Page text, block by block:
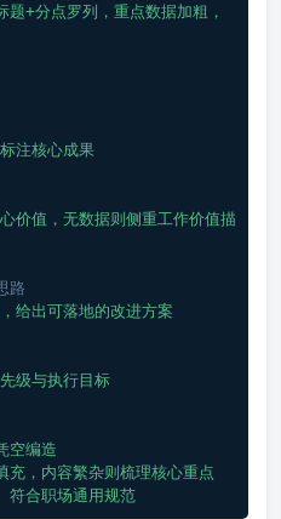
题+分点罗列，重点数据加粗，
注核心成果
价值，无数据则侧重工作价值描
路
给出可落地的改进方案
级与执行目标
空编造
充，内容繁杂则梳理核心重点
符合职场通用规范